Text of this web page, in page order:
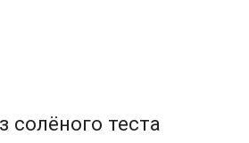
солёного теста